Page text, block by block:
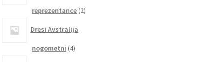
reprezentance 22
Dresi Avstralija
nogometni 44